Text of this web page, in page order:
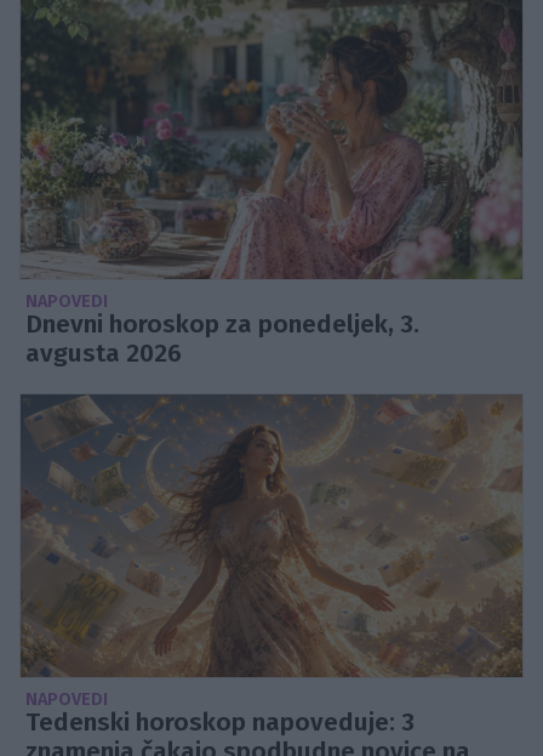
NAPOVEDI
Dnevni horoskop za ponedeljek, 3.
avgusta 2026
NAPOVEDI
Tedenski horoskop napoveduje: 3